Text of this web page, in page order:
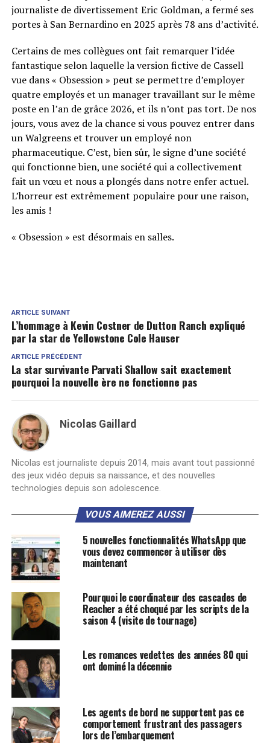
journaliste de divertissement Eric Goldman, a fermé ses
portes à San Bernardino en 2025 après 78 ans d’activité.
Certains de mes collègues ont fait remarquer l’idée
fantastique selon laquelle la version fictive de Cassell
vue dans « Obsession » peut se permettre d’employer
quatre employés et un manager travaillant sur le même
poste en l’an de grâce 2026, et ils n’ont pas tort. De nos
jours, vous avez de la chance si vous pouvez entrer dans
un Walgreens et trouver un employé non
pharmaceutique. C’est, bien sûr, le signe d’une société
qui fonctionne bien, une société qui a collectivement
fait un vœu et nous a plongés dans notre enfer actuel.
L’horreur est extrêmement populaire pour une raison,
les amis !
« Obsession » est désormais en salles.
ARTICLE SUIVANT
L’hommage à Kevin Costner de Dutton Ranch expliqué
par la star de Yellowstone Cole Hauser
ARTICLE PRÉCÉDENT
La star survivante Parvati Shallow sait exactement
pourquoi la nouvelle ère ne fonctionne pas
Nicolas Gaillard
Nicolas est journaliste depuis 2014, mais avant tout passionné
des jeux vidéo depuis sa naissance, et des nouvelles
technologies depuis son adolescence.
VOUS AIMEREZ AUSSI
5 nouvelles fonctionnalités WhatsApp que
vous devez commencer à utiliser dès
maintenant
Pourquoi le coordinateur des cascades de
Reacher a été choqué par les scripts de la
saison 4 (visite de tournage)
Les romances vedettes des années 80 qui
ont dominé la décennie
Les agents de bord ne supportent pas ce
comportement frustrant des passagers
lors de l’embarquement